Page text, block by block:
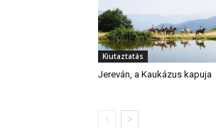
Kiutaztatás
Jereván, a Kaukázus kapuja